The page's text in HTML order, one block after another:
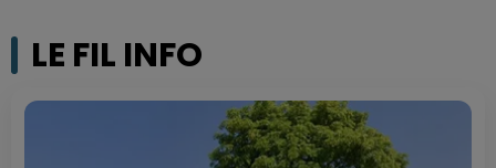
LE FIL INFO